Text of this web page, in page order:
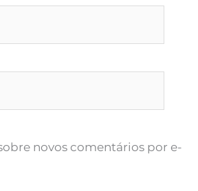
novos comentários por e-